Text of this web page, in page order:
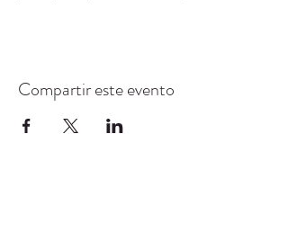
Compartir este evento